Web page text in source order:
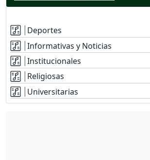
Deportes
Informativas y Noticias
Institucionales
Religiosas
Universitarias